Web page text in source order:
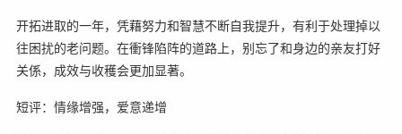
开拓进取的一年，凭藉努力和智慧不断自我提升，有利于处理掉以
往困扰的老问题。在衝锋陷阵的道路上，别忘了和身边的亲友打好
关係，成效与收穫会更加显著。
短评：情缘增强，爱意递增